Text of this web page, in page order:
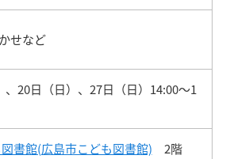
せなど
、20日（日）、27日（日）14:00～1
書館(広島市こども図書館) 2階